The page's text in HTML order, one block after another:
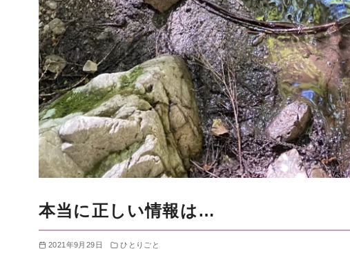
本当に正しい情報は…
2021年9月29日 ひとりごと